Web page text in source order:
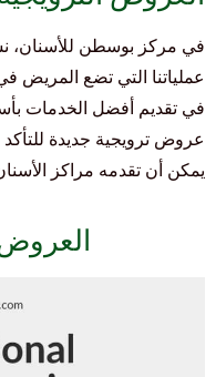
في مركز بوسطن للأسنان،
عملياتنا التي تضع المريض
في تقديم أفضل الخدمات
عروض ترويجية جديدة
يمكن أن تقدمه مراكز
العروض